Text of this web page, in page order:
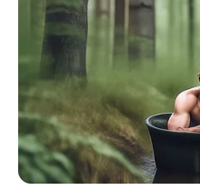
MEDIUM
UJI
MUNISI
LAPIS BAJA
indomiliter | 25/08/2023 | Berita